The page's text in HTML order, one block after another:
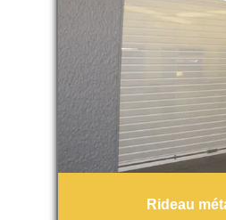
Rideau